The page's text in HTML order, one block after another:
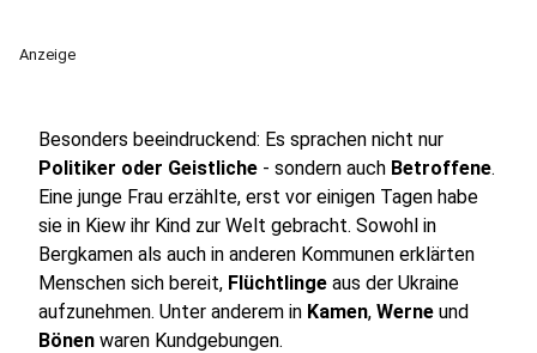
Anzeige
Besonders beeindruckend: Es sprachen nicht nur
Politiker oder Geistliche - sondern auch Betroffene.
Eine junge Frau erzählte, erst vor einigen Tagen habe
sie in Kiew ihr Kind zur Welt gebracht. Sowohl in
Bergkamen als auch in anderen Kommunen erklärten
Menschen sich bereit, Flüchtlinge aus der Ukraine
aufzunehmen. Unter anderem in Kamen, Werne und
Bönen waren Kundgebungen.